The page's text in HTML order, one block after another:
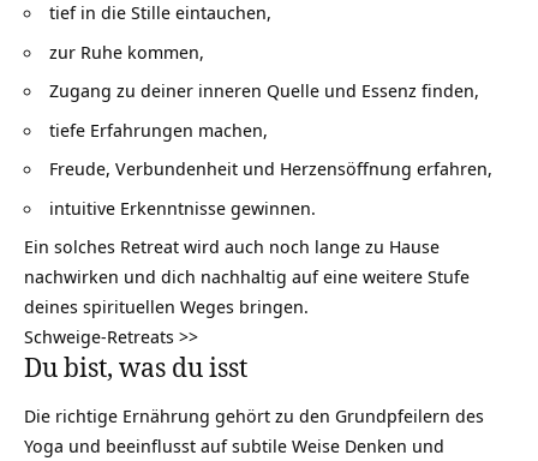
tief in die Stille eintauchen,
zur Ruhe kommen,
Zugang zu deiner inneren Quelle und Essenz finden,
tiefe Erfahrungen machen,
Freude, Verbundenheit und Herzensöffnung erfahren,
intuitive Erkenntnisse gewinnen.
Ein solches Retreat wird auch noch lange zu Hause
nachwirken und dich nachhaltig auf eine weitere Stufe
deines spirituellen Weges bringen.
Schweige-Retreats >>
Du bist, was du isst
Die richtige Ernährung gehört zu den Grundpfeilern des
Yoga und beeinflusst auf subtile Weise Denken und